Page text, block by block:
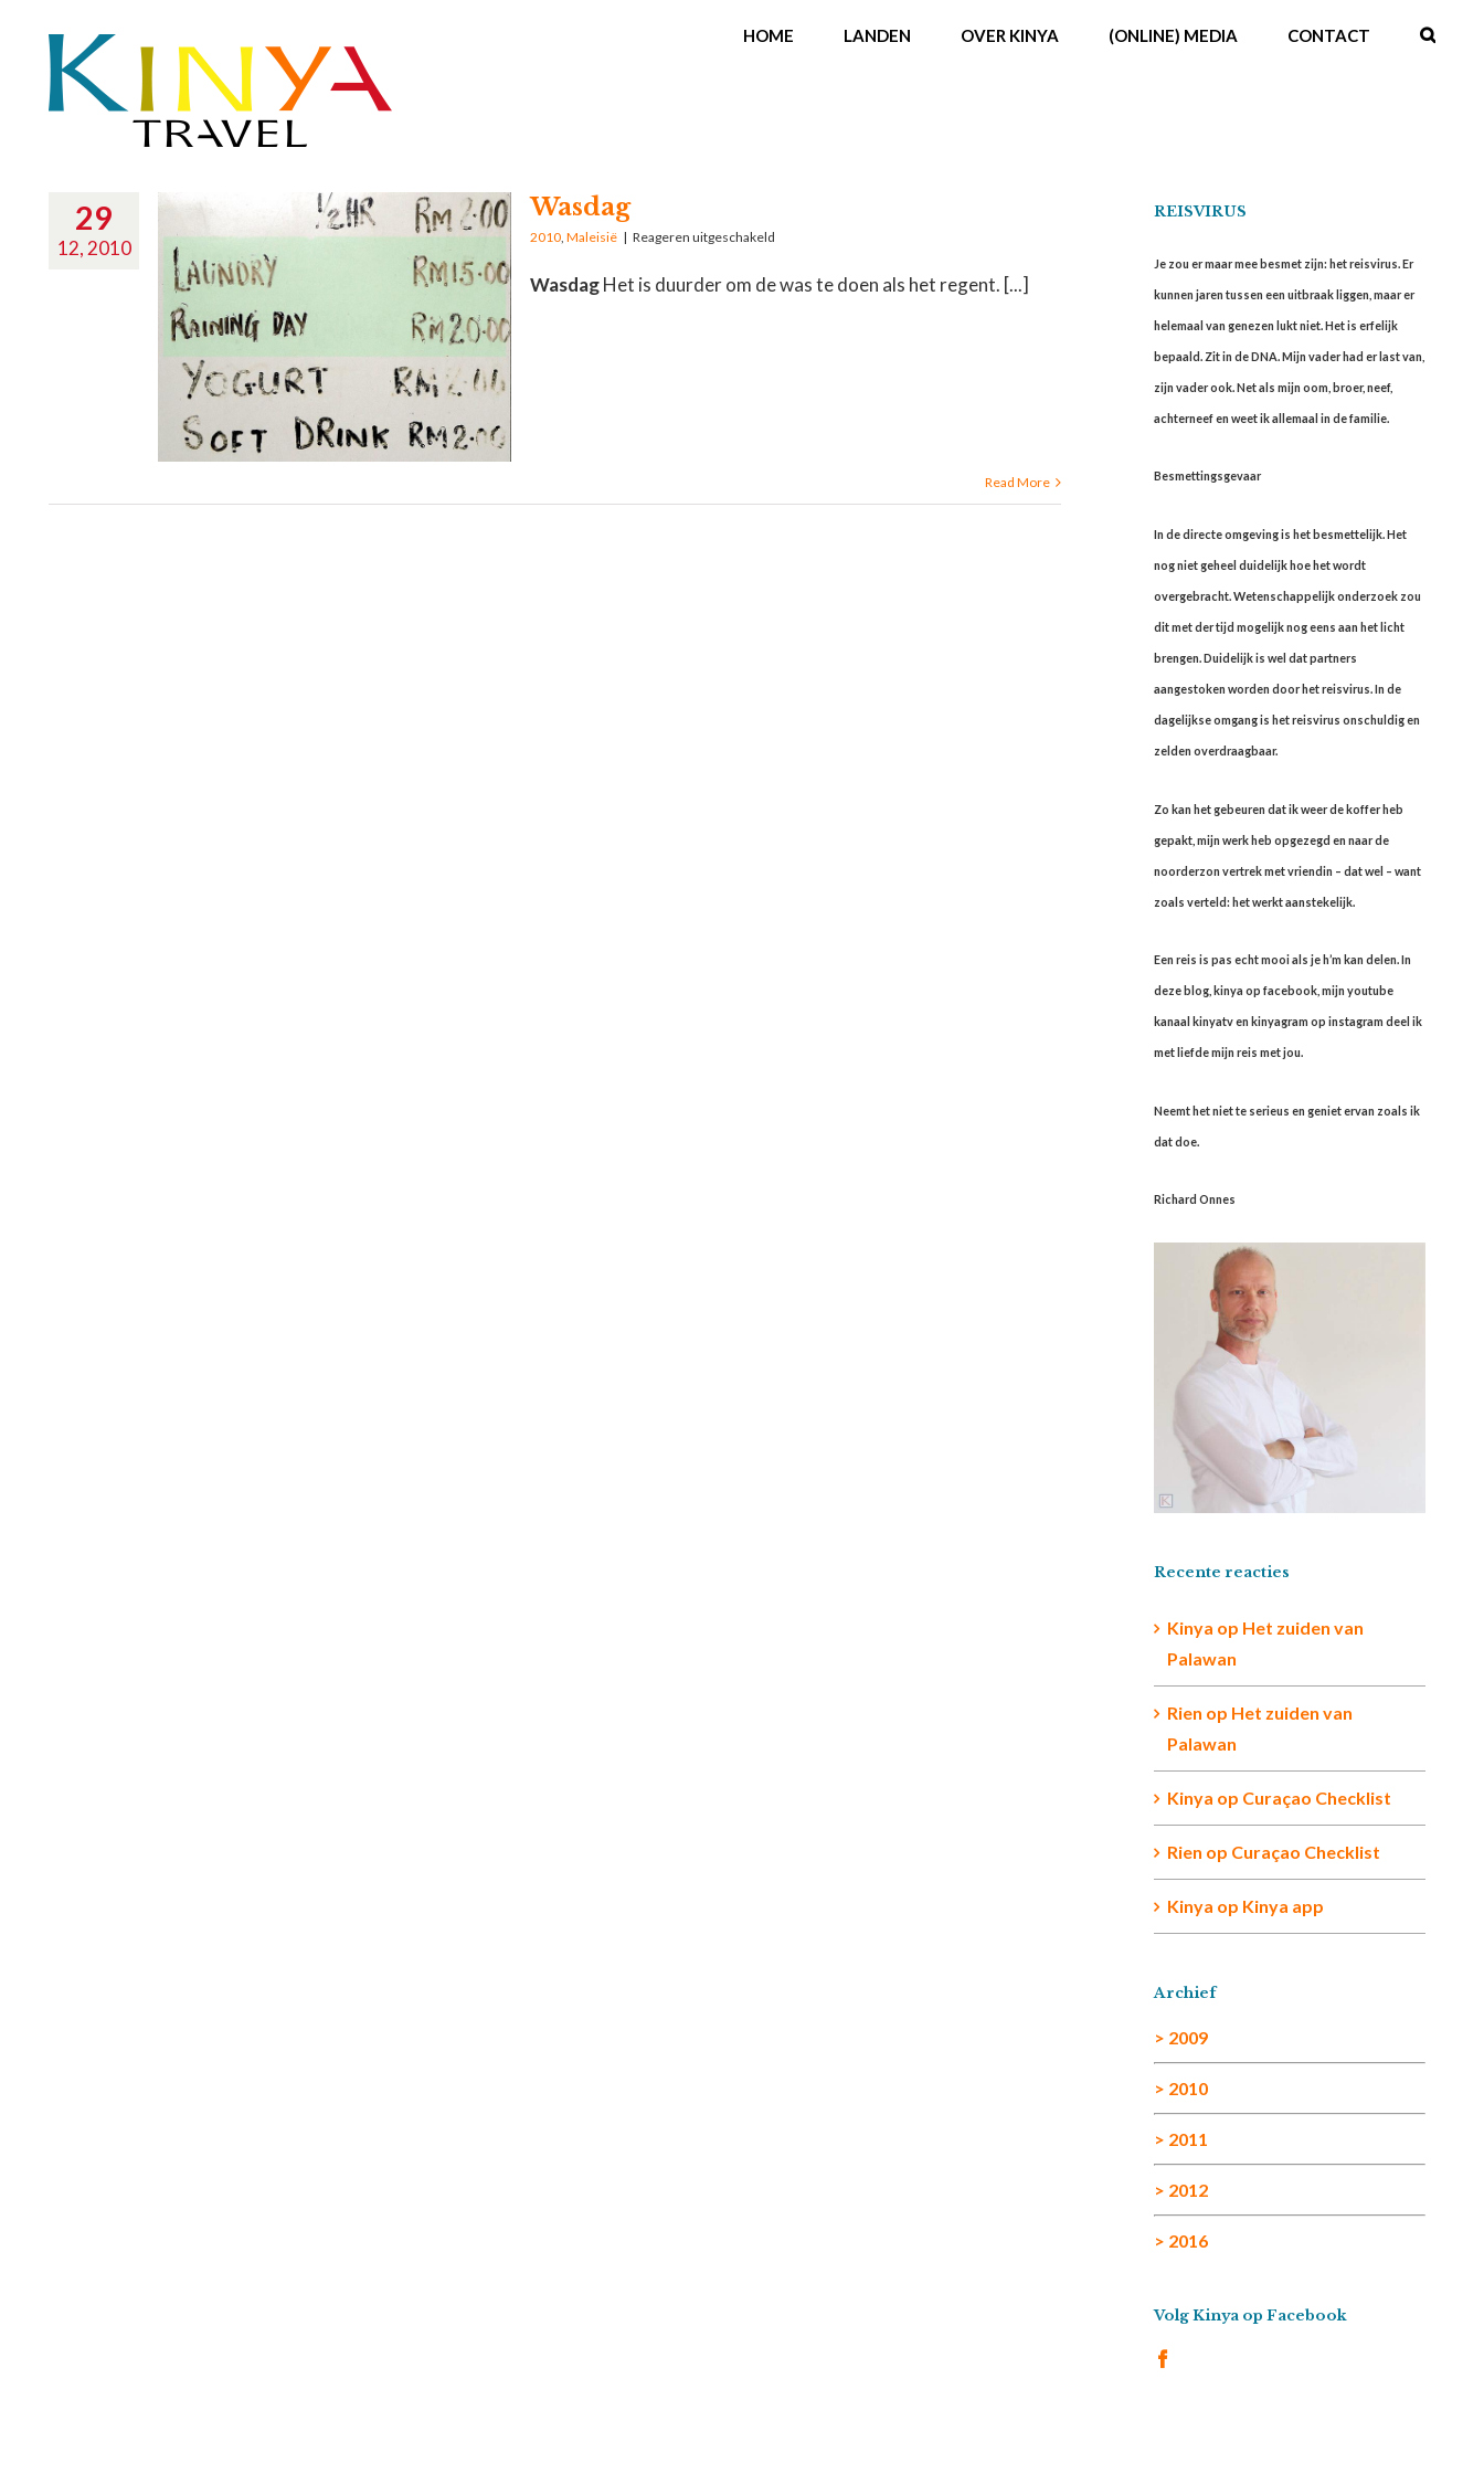
HOME LANDEN OVER KINYA (ONLINE) MEDIA CONTACT
29
12, 2010
Wasdag
2010,Maleisië | Reageren uitgeschakeld
WasdagHet is duurder om de was te doen als het regent. [...]
Read More
REISVIRUS
Je zou er maar mee besmet zijn: het reisvirus. Er
kunnen jaren tussen een uitbraak liggen, maar er
helemaal van genezen lukt niet. Het is erfelijk
bepaald. Zit in de DNA. Mijn vader had er last van,
zijn vader ook. Net als mijn oom, broer, neef,
achterneef en weet ik allemaal in de familie.
Besmettingsgevaar
In de directe omgeving is het besmettelijk. Het
nog niet geheel duidelijk hoe het wordt
overgebracht. Wetenschappelijk onderzoek zou
dit met der tijd mogelijk nog eens aan het licht
brengen. Duidelijk is wel dat partners
aangestoken worden door het reisvirus. In de
dagelijkse omgang is het reisvirus onschuldig en
zelden overdraagbaar.
Zo kan het gebeuren dat ik weer de koffer heb
gepakt, mijn werk heb opgezegd en naar de
noorderzon vertrek met vriendin – dat wel – want
zoals verteld: het werkt aanstekelijk.
Een reis is pas echt mooi als je h’m kan delen. In
deze blog, kinya op facebook, mijn youtube
kanaal kinyatv en kinyagram op instagram deel ik
met liefde mijn reis met jou.
Neemt het niet te serieus en geniet ervan zoals ik
dat doe.
Richard Onnes
Recente reacties
Kinya op Het zuiden van
Palawan
Rien op Het zuiden van
Palawan
Kinya op Curaçao Checklist
Rien op Curaçao Checklist
Kinya op Kinya app
Archief
> 2009
> 2010
> 2011
> 2012
> 2016
Volg Kinya op Facebook